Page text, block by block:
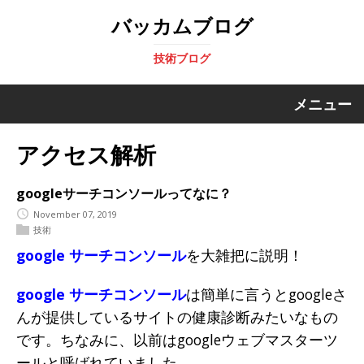
バッカムブログ
技術ブログ
メニュー
アクセス解析
googleサーチコンソールってなに？
November 07, 2019
技術
google サーチコンソールを大雑把に説明！
google サーチコンソールは簡単に言うとgoogleさ
んが提供しているサイトの健康診断みたいなもの
です。ちなみに、以前はgoogleウェブマスターツ